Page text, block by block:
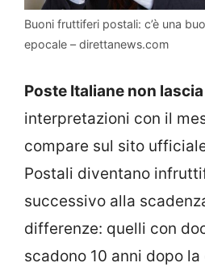
Buoni fruttiferi postali: c’è una
epocale – direttanews.com
Poste Italiane non
interpretazioni con il
compare sul sito
Postali diventano
successivo alla
differenze: quelli con
scadono 10 anni dopo